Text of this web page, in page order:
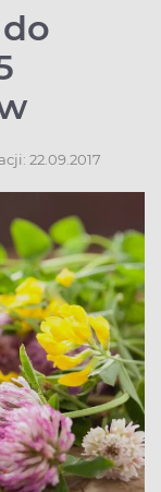
22.09.2017